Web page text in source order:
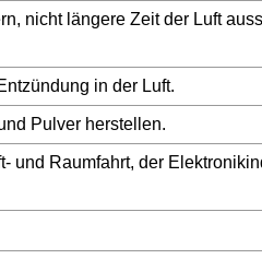
nicht längere Zeit der Luft
in der Luft.
Pulver herstellen.
und Raumfahrt, der